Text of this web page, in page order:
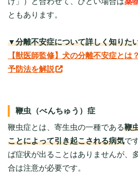
ともあります。
▼分離不安症について詳しく知りた
【獣医師監修】犬の分離不安症とは
予防法を解説
鞭虫（べんちゅう）症
鞭虫症とは、寄生虫の一種である鞭
ことによって引き起こされる病気で
ば症状が出ることはありませんが、
合は注意が必要です。